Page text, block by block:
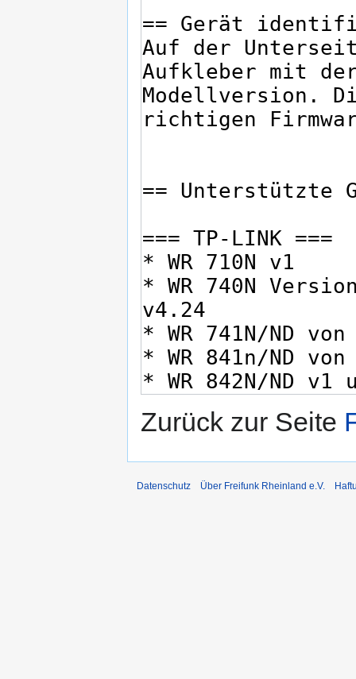
Zurück zur Seite
Datenschutz Über Freifunk Rheinland e.V.